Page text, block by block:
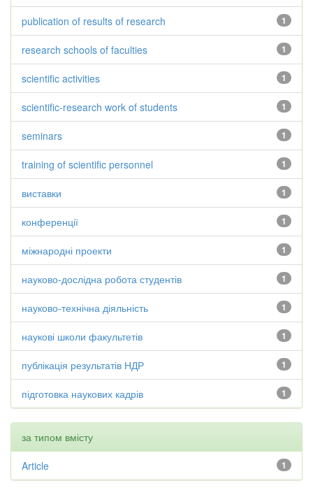
1
publication of results of research
1
research schools of faculties
1
scientific activities
1
scientific-research work of students
1
seminars
1
training of scientific personnel
1
виставки
1
конференції
1
міжнародні проекти
1
науково-дослідна робота студентів
1
науково-технічна діяльність
1
наукові школи факультетів
1
публікація результатів НДР
1
підготовка наукових кадрів
за типом вмісту
1
Article